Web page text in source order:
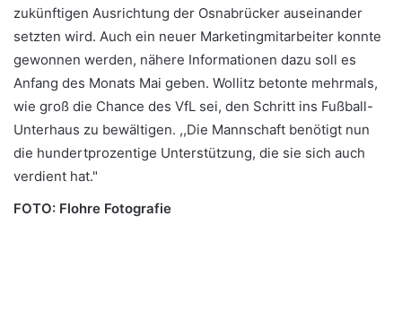
zukünftigen Ausrichtung der Osnabrücker auseinander
setzten wird. Auch ein neuer Marketingmitarbeiter konnte
gewonnen werden, nähere Informationen dazu soll es
Anfang des Monats Mai geben. Wollitz betonte mehrmals,
wie groß die Chance des VfL sei, den Schritt ins Fußball-
Unterhaus zu bewältigen. ,,Die Mannschaft benötigt nun
die hundertprozentige Unterstützung, die sie sich auch
verdient hat."
FOTO: Flohre Fotografie